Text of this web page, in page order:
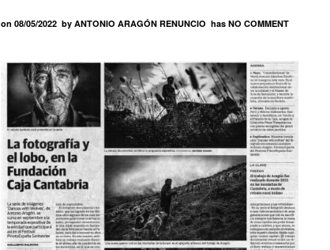
on 08/05/2022 by ANTONIO ARAGÓN RENUNCIO has NO COMMENT